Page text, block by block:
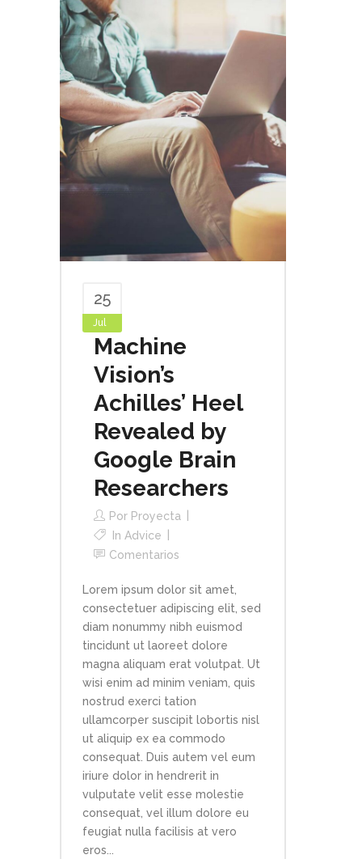
25
Jul
Machine
Vision’s
Achilles’ Heel
Revealed by
Google Brain
Researchers
Por Proyecta
In Advice
Comentarios
Lorem ipsum dolor sit amet,
consectetuer adipiscing elit, sed
diam nonummy nibh euismod
tincidunt ut laoreet dolore
magna aliquam erat volutpat. Ut
wisi enim ad minim veniam, quis
nostrud exerci tation
ullamcorper suscipit lobortis nisl
ut aliquip ex ea commodo
consequat. Duis autem vel eum
iriure dolor in hendrerit in
vulputate velit esse molestie
consequat, vel illum dolore eu
feugiat nulla facilisis at vero
eros...